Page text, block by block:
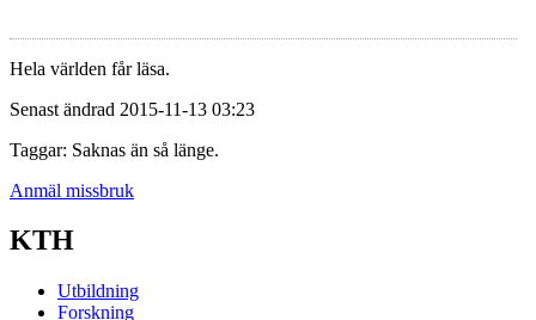
Hela världen får läsa.
Senast ändrad 2015-11-13 03:23
Taggar: Saknas än så länge.
Anmäl missbruk
KTH
Utbildning
Forskning